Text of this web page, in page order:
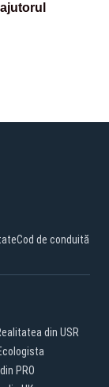
Cod de conduită
din USR
PRO